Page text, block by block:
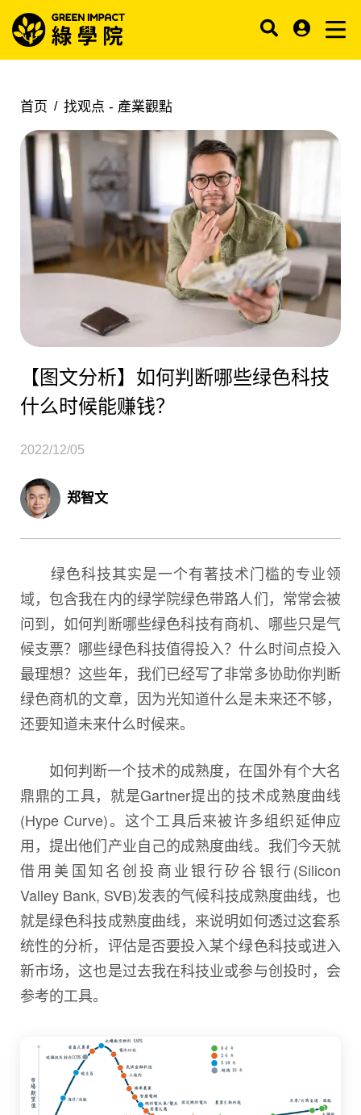
首页 找观点 - 產業觀點
【图文分析】如何判断哪些绿色科技
什么时候能赚钱？
2022/12/05
郑智文
绿色科技其实是一个有著技术门槛的专业领
域，包含我在内的绿学院绿色带路人们，常常会被
问到，如何判断哪些绿色科技有商机、哪些只是气
候支票？哪些绿色科技值得投入？什么时间点投入
最理想？这些年，我们已经写了非常多协助你判断
绿色商机的文章，因为光知道什么是未来还不够，
还要知道未来什么时候来。
如何判断一个技术的成熟度，在国外有个大名
鼎鼎的工具，就是Gartner提出的技术成熟度曲线
(Hype Curve)。这个工具后来被许多组织延伸应
用，提出他们产业自己的成熟度曲线。我们今天就
借用美国知名创投商业银行矽谷银行(Silicon
Valley Bank, SVB)发表的气候科技成熟度曲线，也
就是绿色科技成熟度曲线，来说明如何透过这套系
统性的分析，评估是否要投入某个绿色科技或进入
新市场，这也是过去我在科技业或参与创投时，会
参考的工具。